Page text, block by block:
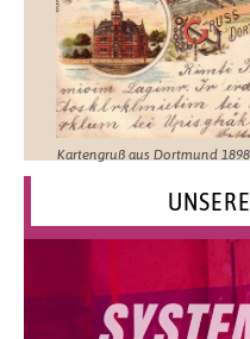
Kartengruß aus Dortmund